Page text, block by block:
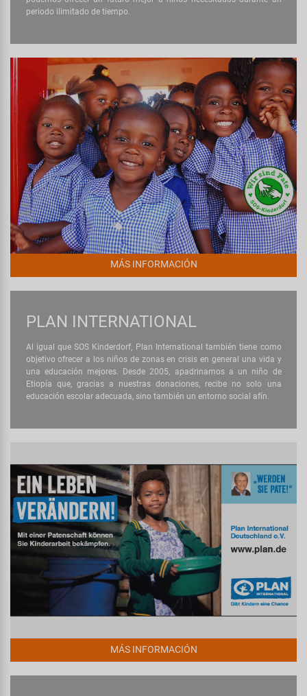
periodo ilimitado de tiempo.
MÁS INFORMACIÓN
PLAN INTERNATIONAL
Al igual que SOS Kinderdorf, Plan International también tiene como
objetivo ofrecer a los niños de zonas en crisis en general una vida y
una educación mejores. Desde 2005, apadrinamos a un niño de
Etiopía que, gracias a nuestras donaciones, recibe no solo una
educación escolar adecuada, sino también un entorno social afín.
MÁS INFORMACIÓN